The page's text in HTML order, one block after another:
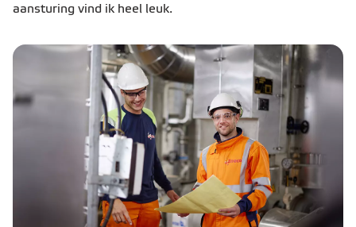
aansturing vind ik heel leuk.